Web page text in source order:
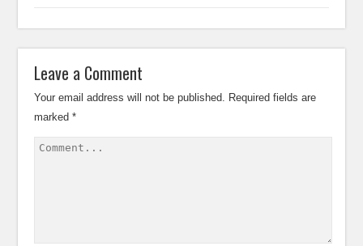
Leave a Comment
Your email address will not be published. Required fields are
marked*